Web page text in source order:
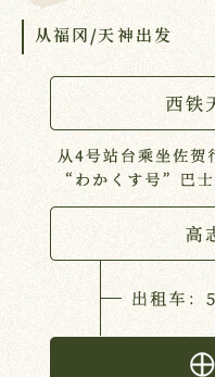
从福冈/天神出发